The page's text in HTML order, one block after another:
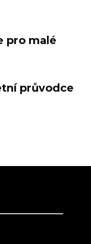
pro malé
průvodce